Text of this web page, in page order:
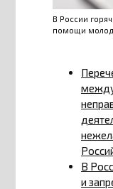
В России
помощи
В
и